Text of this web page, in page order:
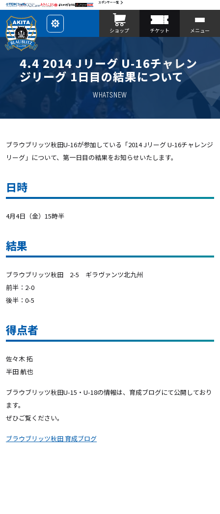
スポンサー一覧
レ
イ
ア
を
カ
ス
タ
マ
ショップ チケット メニュー
4.4 2014 Jリーグ U-16チャレン
ジリーグ 1日目の結果について
WHATSNEW
ブラウブリッツ秋田U-16が参加している「2014 Jリーグ U-16チャレンジ
リーグ」について、第一日目の結果をお知らせいたします。
日時
4月4日（金）15時半
結果
ブラウブリッツ秋田 2-5 ギラヴァンツ北九州
前半：2-0
後半：0-5
得点者
佐々木 拓
半田 航也
ブラウブリッツ秋田U-15・U-18の情報は、育成ブログにて公開しており
ます。
ぜひご覧ください。
ブラウブリッツ秋田 育成ブログ